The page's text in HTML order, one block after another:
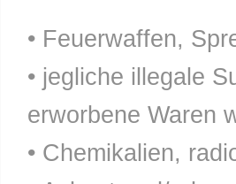
• Feuerwaffen,
• jegliche illegale
erworbene Waren
• Chemikalien,